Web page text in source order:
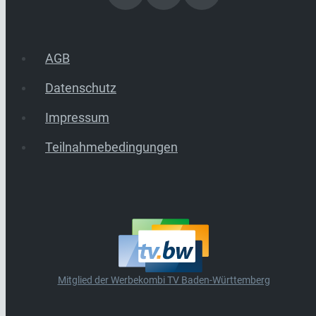
AGB
Datenschutz
Impressum
Teilnahmebedingungen
Mitglied der Werbekombi TV Baden-Württemberg